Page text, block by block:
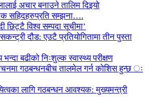
अचार बनाउने तालिम दिइयो
सहिदहरुप्रति सम्झना….
छिट्टै विश्व सम्पदा सूचीमा’
दौड: एउटै प्रतियोगितामा तीन पुस्ता
बढीको निःशुल्क स्वास्थ्य परीक्षण
गठबन्धनबीच तालमेल गर्न कोशिस हुन्छ ः
लागि गठबन्धन आवश्यक: मुख्यमन्त्री